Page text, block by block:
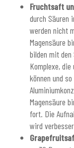
Fruchtsaft
durch Säuren
werden nicht
Magensäure
bilden mit
Komplexe,
können und
Magensäure
fort. Die
wird